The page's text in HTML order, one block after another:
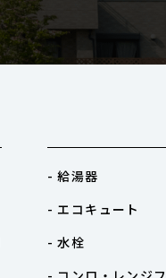
- 給湯器
- エコキュート
- 水栓